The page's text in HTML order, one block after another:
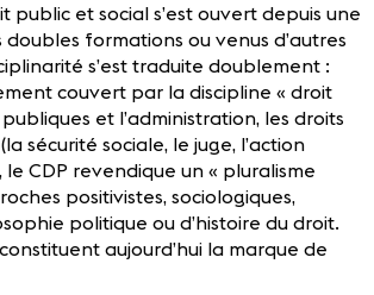
public et social s’est ouvert depuis une
formations ou venus d’autres
s’est traduite doublement :
couvert par la discipline « droit
et l’administration, les droits
sécurité sociale, le juge, l’action
CDP revendique un « pluralisme
positivistes, sociologiques,
politique ou d’histoire du droit.
aujourd’hui la marque de